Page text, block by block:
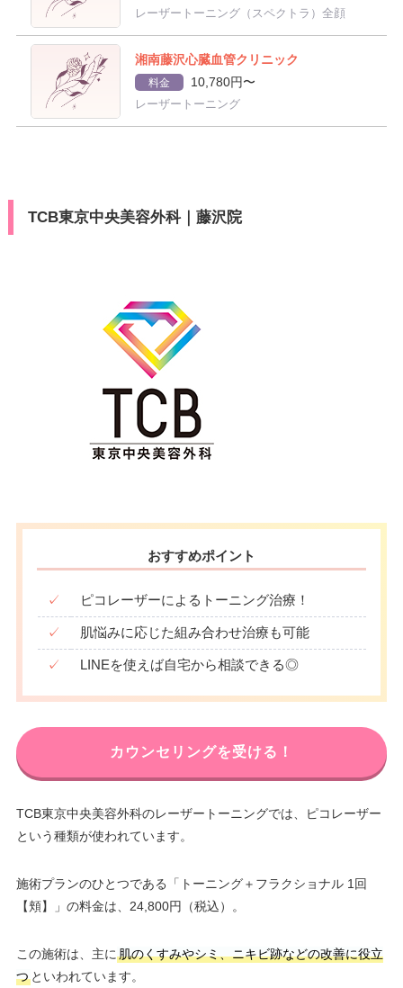
レーザートーニング（スペクトラ）全顔
湘南藤沢心臓血管クリニック
料金 10,780円〜
レーザートーニング
TCB東京中央美容外科｜藤沢院
おすすめポイント
✓ ピコレーザーによるトーニング治療！
✓ 肌悩みに応じた組み合わせ治療も可能
✓ LINEを使えば自宅から相談できる◎
カウンセリングを受ける！
TCB東京中央美容外科のレーザートーニングでは、ピコレーザー
という種類が使われています。
施術プランのひとつである「トーニング＋フラクショナル 1回
【頬】」の料金は、24,800円（税込）。
この施術は、主に肌のくすみやシミ、ニキビ跡などの改善に役立
つといわれています。